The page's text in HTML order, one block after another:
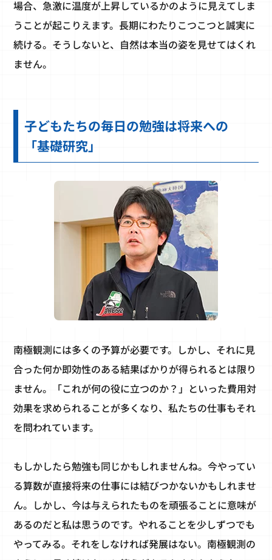
場合、急激に温度が上昇しているかのように見えてしま
うことが起こりえます。長期にわたりこつこつと誠実に
続ける。そうしないと、自然は本当の姿を見せてはくれ
ません。
子どもたちの毎日の勉強は将来への
「基礎研究」
南極観測には多くの予算が必要です。しかし、それに見
合った何か即効性のある結果ばかりが得られるとは限り
ません。「これが何の役に立つのか？」といった費用対
効果を求められることが多くなり、私たちの仕事もそれ
を問われています。
もしかしたら勉強も同じかもしれませんね。今やってい
る算数が直接将来の仕事には結びつかないかもしれませ
ん。しかし、今は与えられたものを頑張ることに意味が
あるのだと私は思うのです。やれることを少しずつでも
やってみる。それをしなければ発展はない。南極観測の